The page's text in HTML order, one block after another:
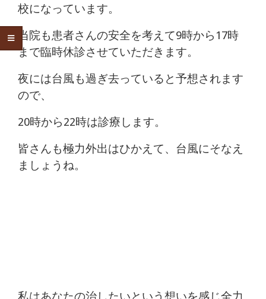
校になっています。
当院も患者さんの安全を考えて9時から17時
まで臨時休診させていただきます。
夜には台風も過ぎ去っていると予想されます
ので、
20時から22時は診療します。
皆さんも極力外出はひかえて、台風にそなえ
ましょうね。
私はあなたの治したいという想いを感じ全力